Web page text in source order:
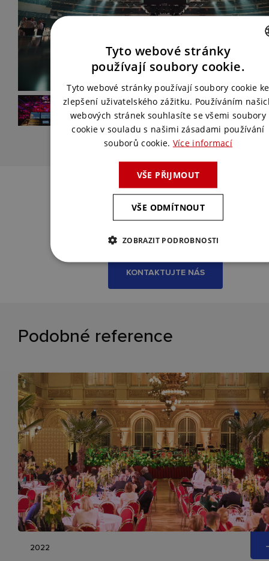
Chcete podobnou akci?
Spojte se s námi a my pro vás vymyslíme
KONTAKTUJTE NÁS
Podobné reference
2022
ENGLISH
Tyto webové stránky
používají soubory cookie.
Tyto webové stránky používají soubory cookie ke
zlepšení uživatelského zážitku. Používáním
webových stránek souhlasíte se všemi soubory
cookie v souladu s našimi zásadami používání
souborů cookie. Více informací
VŠE PŘIJMOUT
VŠE ODMÍTNOUT
ZOBRAZIT PODROBNOSTI